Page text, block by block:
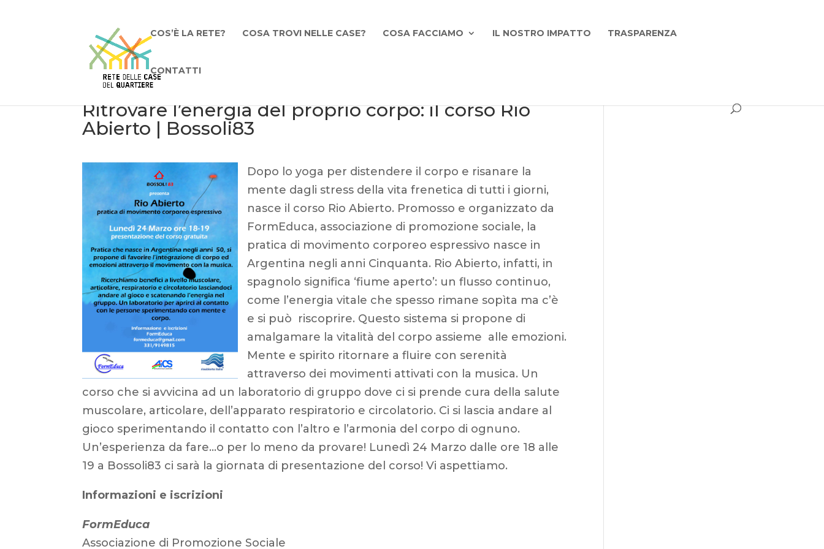
COS’È LA RETE? COSA TROVI NELLE CASE? COSA FACCIAMO IL NOSTRO IMPATTO TRASPARENZA
CONTATTI
Ritrovare l’energia del proprio corpo: il corso Rio
Abierto | Bossoli83
Dopo lo yoga per distendere il corpo e risanare la
mente dagli stress della vita frenetica di tutti i giorni,
nasce il corso Rio Abierto. Promosso e organizzato da
FormEduca, associazione di promozione sociale, la
pratica di movimento corporeo espressivo nasce in
Argentina negli anni Cinquanta. Rio Abierto, infatti, in
spagnolo significa ‘fiume aperto’: un flusso continuo,
come l’energia vitale che spesso rimane sopìta ma c’è
e si può riscoprire. Questo sistema si propone di
amalgamare la vitalità del corpo assieme alle emozioni.
Mente e spirito ritornare a fluire con serenità
attraverso dei movimenti attivati con la musica. Un
corso che si avvicina ad un laboratorio di gruppo dove ci si prende cura della salute
muscolare, articolare, dell’apparato respiratorio e circolatorio. Ci si lascia andare al
gioco sperimentando il contatto con l’altro e l’armonia del corpo di ognuno.
Un’esperienza da fare…o per lo meno da provare! Lunedì 24 Marzo dalle ore 18 alle
19 a Bossoli83 ci sarà la giornata di presentazione del corso! Vi aspettiamo.
Informazioni e iscrizioni
FormEduca
Associazione di Promozione Sociale